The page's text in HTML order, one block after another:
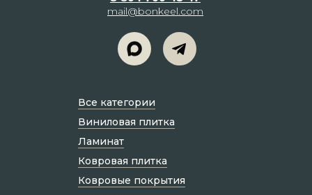
mail@bonkeel.com
Все категории
Виниловая плитка
Ламинат
Ковровая плитка
Ковровые покрытия